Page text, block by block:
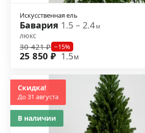
Искусственная ель
Бавария 1.5 – 2.4м
люкс
30 421 ₽ −15%
25 850 ₽ 1.5м
Скидка!
До 31 августа
В наличии